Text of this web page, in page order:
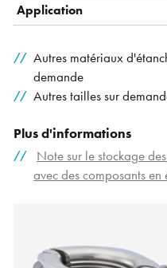
Application
Autres matériaux
demande
Autres tailles sur
Plus d'informations
Note sur le stockage
avec des composants en